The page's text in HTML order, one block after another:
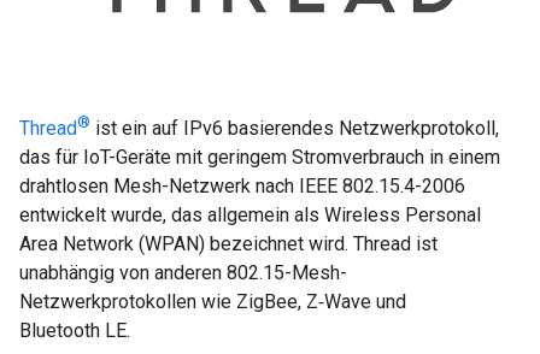
Thread® ist ein auf IPv6 basierendes Netzwerkprotokoll,
das für IoT-Geräte mit geringem Stromverbrauch in einem
drahtlosen Mesh-Netzwerk nach IEEE 802.15.4-2006
entwickelt wurde, das allgemein als Wireless Personal
Area Network (WPAN) bezeichnet wird. Thread ist
unabhängig von anderen 802.15-Mesh-
Netzwerkprotokollen wie ZigBee, Z‑Wave und
Bluetooth LE.